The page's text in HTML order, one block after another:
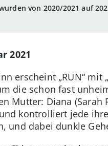
von 2020/2021 auf
2021
erscheint „RUN“
die schon fast
Mutter: Diana
kontrolliert jede
und dabei dunkle